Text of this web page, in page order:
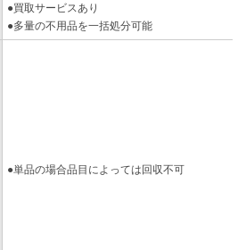
●買取サービスあり
●多量の不用品を一括処分可能
●単品の場合品目によっては回収不可